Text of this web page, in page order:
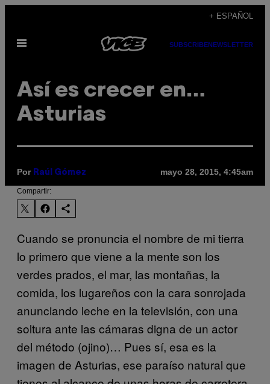
contenido
+ ESPAÑOL
Abrir
SUBSCRIBENEWSLETTER
Así es crecer en…
Asturias
Por Raúl Gómez mayo 28, 2015, 4:45am
Compartir:
Cuando se pronuncia el nombre de mi tierra
lo primero que viene a la mente son los
verdes prados, el mar, las montañas, la
comida, los lugareños con la cara sonrojada
anunciando leche en la televisión, con una
soltura ante las cámaras digna de un actor
del método (ojino)… Pues sí, esa es la
imagen de Asturias, ese paraíso natural que